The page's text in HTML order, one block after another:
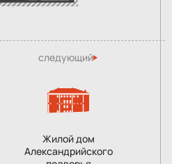
следующий
Жилой дом
Александрийского